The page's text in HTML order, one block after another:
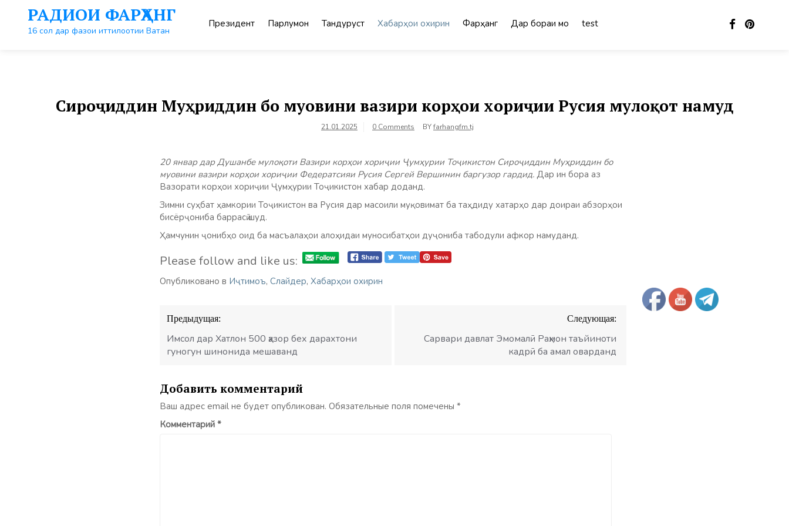
контенту
РАДИОИ ФАРҲАНГ
16 сол дар фазои иттилоотии Ватан
Президент Парлумон Тандурустӣ Хабарҳои охирин Фарҳанг Дар бораи мо test
Сироҷиддин Муҳриддин бо муовини вазири корҳои хориҷии Русия мулоқот намуд
21.01.2025 0 Comments BYfarhangfm.tj
20 январ дар Душанбе мулоқоти Вазири корҳои хориҷии Ҷумҳурии Тоҷикистон Сироҷиддин Муҳриддин бо
муовини вазири корҳои хориҷии Федератсияи Русия Сергей Вершинин баргузор гардид. Дар ин бора аз
Вазорати корҳои хориҷии Ҷумҳурии Тоҷикистон хабар доданд.
Зимни суҳбат ҳамкории Тоҷикистон ва Русия дар масоили муқовимат ба таҳдиду хатарҳо дар доираи абзорҳои
бисёрҷониба баррасӣ шуд.
Ҳамчунин ҷонибҳо оид ба масъалаҳои алоҳидаи муносибатҳои дуҷониба табодули афкор намуданд.
Please follow and like us:
Опубликовано в Иҷтимоъ, Слайдер, Хабарҳои охирин
Навигация
по
записям
Предыдущая:
Имсол дар Хатлон 500 ҳазор бех дарахтони
гуногун шинонида мешаванд
Следующая:
Сарвари давлат Эмомалӣ Раҳмон таъйиноти
кадрӣ ба амал оварданд
Добавить комментарий
Ваш адрес email не будет опубликован. Обязательные поля помечены *
Комментарий *